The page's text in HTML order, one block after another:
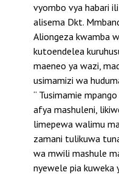
vyombo vya habari
alisema Dkt.
Aliongeza kwamba
kutoendelea
maeneo ya wazi,
usimamizi wa
“ Tusimamie
afya mashuleni,
limepewa walimu
zamani tulikuwa
wa mwili mashule
nyewele pia kuweka